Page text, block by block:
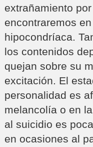
extrañamiento
encontraremos
hipocondríaca.
los contenidos
quejan sobre su
excitación. El
personalidad es
melancolía o en
al suicidio es
en ocasiones al